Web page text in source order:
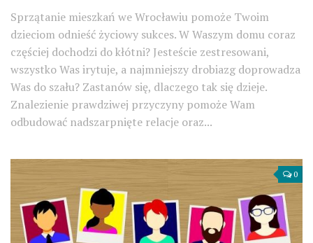
Sprzątanie mieszkań we Wrocławiu pomoże Twoim
dzieciom odnieść życiowy sukces. W Waszym domu coraz
częściej dochodzi do kłótni? Jesteście zestresowani,
wszystko Was irytuje, a najmniejszy drobiazg doprowadza
Was do szału? Zastanów się, dlaczego tak się dzieje.
Znalezienie prawdziwej przyczyny pomoże Wam
odbudować nadszarpnięte relacje oraz...
0